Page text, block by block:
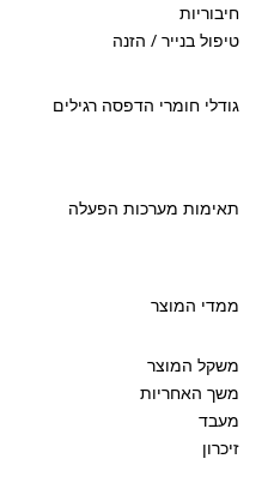
חיבוריות
טיפול בנייר / הזנה
גודלי חומרי הדפסה רגילים
תאימות מערכות הפעלה
ממדי המוצר
משקל המוצר
משך האחריות
מעבד
זיכרון